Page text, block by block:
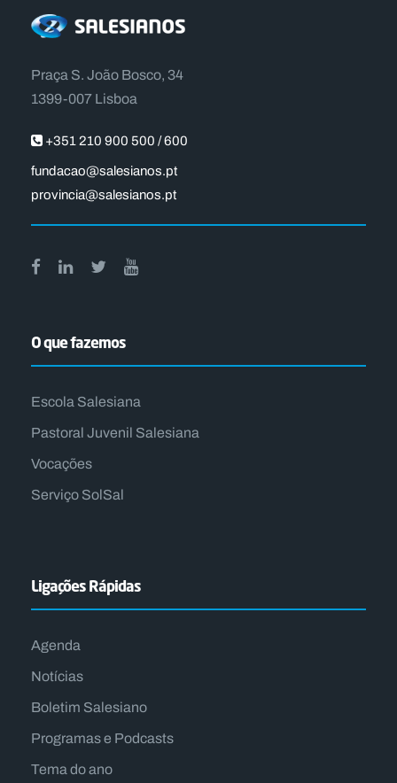
Praça S. João Bosco, 34
1399-007 Lisboa
+351 210 900 500 / 600
fundacao@salesianos.pt
provincia@salesianos.pt
O que fazemos
Escola Salesiana
Pastoral Juvenil Salesiana
Vocações
Serviço SolSal
Ligações Rápidas
Agenda
Notícias
Boletim Salesiano
Programas e Podcasts
Tema do ano